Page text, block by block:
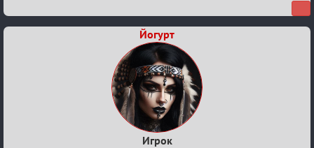
градусов
Йогурт
Игрок